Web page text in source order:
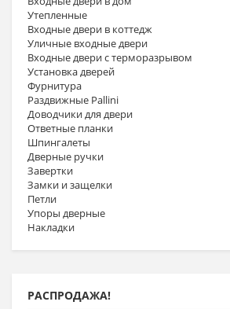
Утепленные
Входные двери в коттедж
Уличные входные двери
Входные двери с терморазрывом
Установка дверей
Фурнитура
Раздвижные Pallini
Доводчики для двери
Ответные планки
Шпингалеты
Дверные ручки
Завертки
Замки и защелки
Петли
Упоры дверные
Накладки
РАСПРОДАЖА!